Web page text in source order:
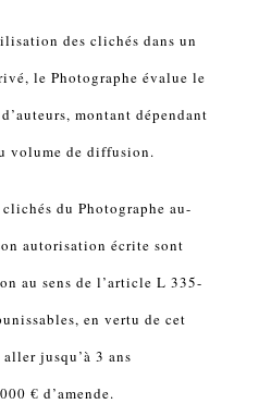
des clichés dans un
le Photographe évalue le
montant dépendant
volume de diffusion.
du Photographe au-
autorisation écrite sont
au sens de l’article L 335-
en vertu de cet
jusqu’à 3 ans
€ d’amende.